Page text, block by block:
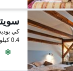
كي
0.4 كيلومتر عن وسط المدينة